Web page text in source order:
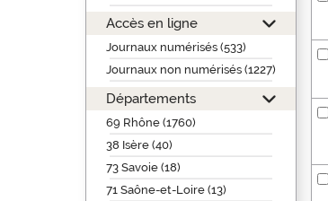
Accès en ligne
Journaux numérisés (533)
Journaux non numérisés (1227)
Départements
69 Rhône (1760)
38 Isère (40)
73 Savoie (18)
71 Saône-et-Loire (13)